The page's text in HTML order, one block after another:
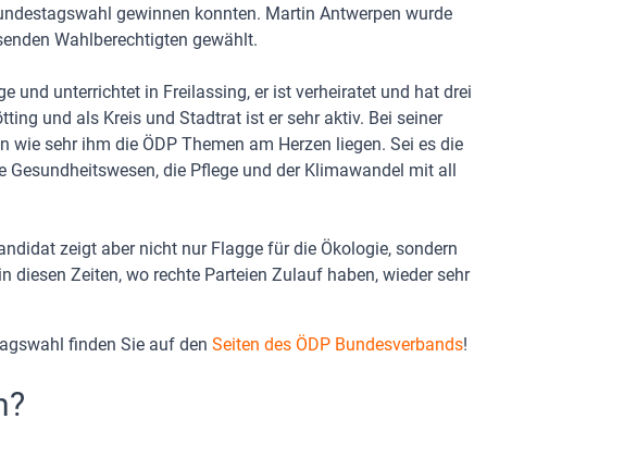
gewinnen konnten. Martin Antwerpen wurde
Wahlberechtigten gewählt.
und unterrichtet in Freilassing, er ist verheiratet und hat drei
und als Kreis und Stadtrat ist er sehr aktiv. Bei seiner
sehr ihm die ÖDP Themen am Herzen liegen. Sei es die
Gesundheitswesen, die Pflege und der Klimawandel mit all
zeigt aber nicht nur Flagge für die Ökologie, sondern
diesen Zeiten, wo rechte Parteien Zulauf haben, wieder sehr
finden Sie auf den Seiten des ÖDP Bundesverbands!